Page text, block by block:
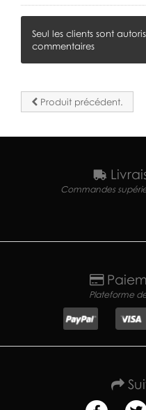
Seul les clients sont
commentaires
Produit précédent.
Commandes
Plateforme